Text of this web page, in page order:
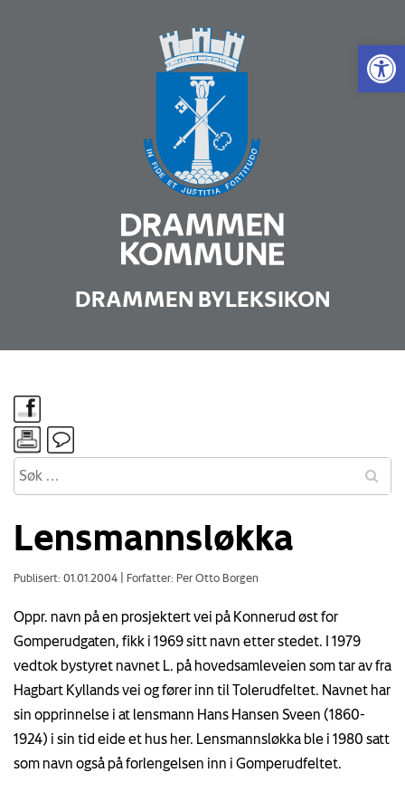
Vis
DRAMMEN BYLEKSIKON
Lensmannsløkka
Publisert: 01.01.2004 Forfatter: Per Otto Borgen
Oppr. navn på en prosjektert vei på Konnerud øst for
Gomperudgaten, fikk i 1969 sitt navn etter stedet. I 1979
vedtok bystyret navnet L. på hovedsamleveien som tar av fra
Hagbart Kyllands vei og fører inn til Tolerudfeltet. Navnet har
sin opprinnelse i at lensmann Hans Hansen Sveen (1860-
1924) i sin tid eide et hus her. Lensmannsløkka ble i 1980 satt
som navn også på forlengelsen inn i Gomperudfeltet.